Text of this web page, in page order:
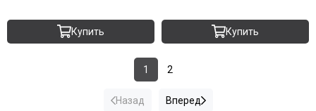
Купить Купить
Назад
1 2
Вперед